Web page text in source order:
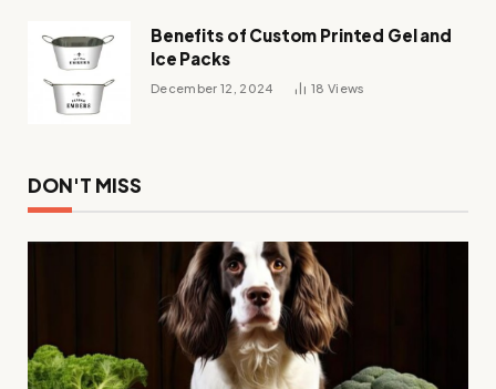
Benefits of Custom Printed Gel and
Ice Packs
December 12, 2024 18 Views
DON'T MISS